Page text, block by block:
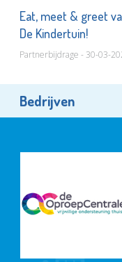
Eat, meet & greet
De Kindertuin!
Partnerbijdrage - 30-03-
Bedrijven